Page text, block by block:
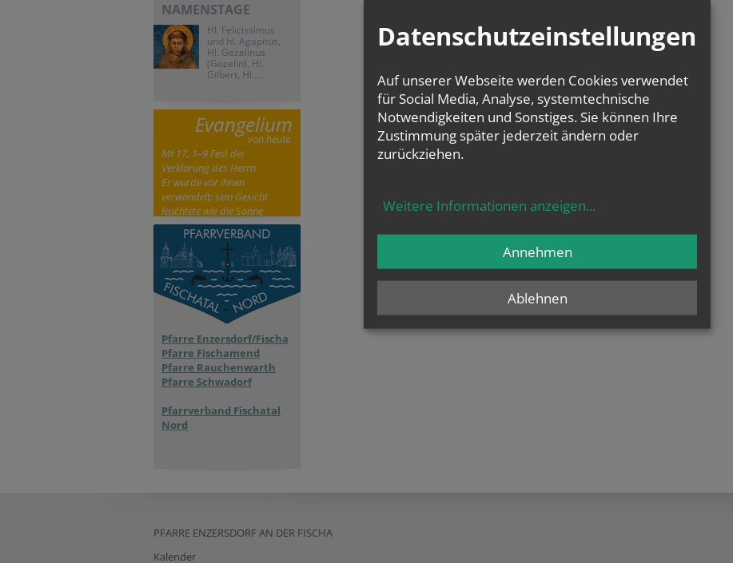
NAMENSTAGE
Hl. Felicissimus
und hl. Agapitus,
Hl. Gezelinus
(Gozelin), Hl.
Gilbert, Hl....
Evangelium
von heute
Mt 17, 1–9 Fest der
Verklärung des Herrn
Er wurde vor ihnen
verwandelt; sein Gesicht
leuchtete wie die Sonne
Pfarre Enzersdorf/Fischa
Pfarre Fischamend
Pfarre Rauchenwarth
Pfarre Schwadorf
Pfarrverband Fischatal
Nord
PFARRE ENZERSDORF AN DER FISCHA
Kalender
Datenschutzeinstellungen
Auf unserer Webseite werden Cookies verwendet
für Social Media, Analyse, systemtechnische
Notwendigkeiten und Sonstiges. Sie können Ihre
Zustimmung später jederzeit ändern oder
zurückziehen.
Weitere Informationen anzeigen...
Ablehnen
Annehmen